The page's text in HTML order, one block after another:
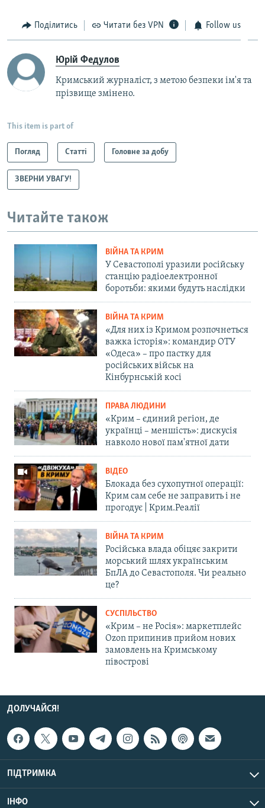
Поділитись Читати без VPN Follow us
Юрій Федулов
Кримський журналіст, з метою безпеки ім'я та
прізвище змінено.
This item is part of
Погляд Статті Головне за добу
ЗВЕРНИ УВАГУ!
Читайте також
ВІЙНА ТА КРИМ
У Севастополі уразили російську
станцію радіоелектронної
боротьби: якими будуть наслідки
ВІЙНА ТА КРИМ
«Для них із Кримом розпочнеться
важка історія»: командир ОТУ
«Одеса» – про пастку для
російських військ на
Кінбурнській косі
ПРАВА ЛЮДИНИ
«Крим – єдиний регіон, де
українці – меншість»: дискусія
навколо нової пам'ятної дати
ВІДЕО
Блокада без сухопутної операції:
Крим сам себе не заправить і не
прогодує | Крим.Реалії
ВІЙНА ТА КРИМ
Російська влада обіцяє закрити
морський шлях українським
БпЛА до Севастополя. Чи реально
це?
СУСПІЛЬСТВО
«Крим – не Росія»: маркетплейс
Ozon припинив прийом нових
замовлень на Кримському
півострові
ДОЛУЧАЙСЯ!
ПІДТРИМКА
ІНФО